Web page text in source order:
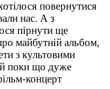
повернутися
нас. А з
пірнути ще
майбутній альбом,
з культовими
поки що дуже
концерт